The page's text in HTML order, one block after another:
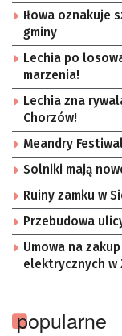
Iłowa oznakuje
gminy
Lechia po
marzenia!
Lechia zna
Chorzów!
Meandry
Solniki mają
Ruiny zamku w
Przebudowa
Umowa na
elektrycznych w
popularne